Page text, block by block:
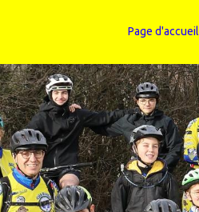
Page d'accueil